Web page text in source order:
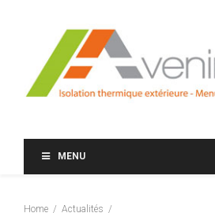
MENU
Home Actualités